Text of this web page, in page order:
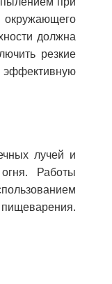
окружающего
должна
резкие
эффективную
лучей и
Работы